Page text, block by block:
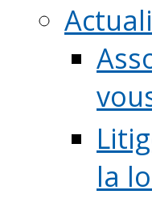
la